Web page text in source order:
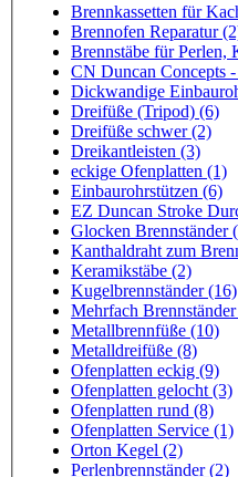
Brennkassetten für
Brennofen Reparatur
Brennstäbe für Perlen,
CN Duncan Concepts
Dickwandige
Dreifüße (Tripod) (6)
Dreifüße schwer (2)
Dreikantleisten (3)
eckige Ofenplatten (1)
Einbaurohrstützen (6)
EZ Duncan Stroke
Glocken Brennständer
Kanthaldraht zum
Keramikstäbe (2)
Kugelbrennständer (16)
Mehrfach
Metallbrennfüße (10)
Metalldreifüße (8)
Ofenplatten eckig (9)
Ofenplatten gelocht (3)
Ofenplatten rund (8)
Ofenplatten Service (1)
Orton Kegel (2)
Perlenbrennständer (2)